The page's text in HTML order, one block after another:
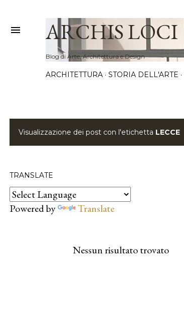
ARCHIS LOCI
Blog di Arte, Architettura e Design
ARCHITETTURA STORIA DELL'ARTE
P
s
t
Visualizzazione dei post con l'etichetta LECCE
TRANSLATE
Powered by Translate
Nessun risultato trovato